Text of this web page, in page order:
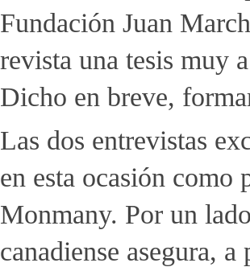
Fundación Juan
revista una tesis muy
Dicho en breve,
Las dos entrevistas
en esta ocasión como
Monmany. Por un
canadiense asegura,